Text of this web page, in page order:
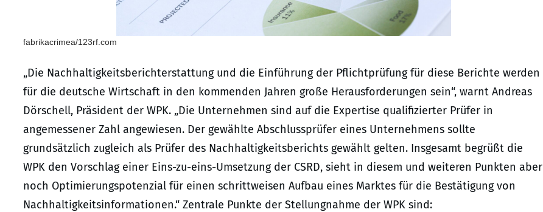
fabrikacrimea/123rf.com
„Die Nachhaltigkeitsberichterstattung und die Einführung der Pflichtprüfung für diese Berichte werden
für die deutsche Wirtschaft in den kommenden Jahren große Herausforderungen sein“, warnt Andreas
Dörschell, Präsident der WPK. „Die Unternehmen sind auf die Expertise qualifizierter Prüfer in
angemessener Zahl angewiesen. Der gewählte Abschlussprüfer eines Unternehmens sollte
grundsätzlich zugleich als Prüfer des Nachhaltigkeitsberichts gewählt gelten. Insgesamt begrüßt die
WPK den Vorschlag einer Eins-zu-eins-Umsetzung der CSRD, sieht in diesem und weiteren Punkten aber
noch Optimierungspotenzial für einen schrittweisen Aufbau eines Marktes für die Bestätigung von
Nachhaltigkeitsinformationen.“ Zentrale Punkte der Stellungnahme der WPK sind: